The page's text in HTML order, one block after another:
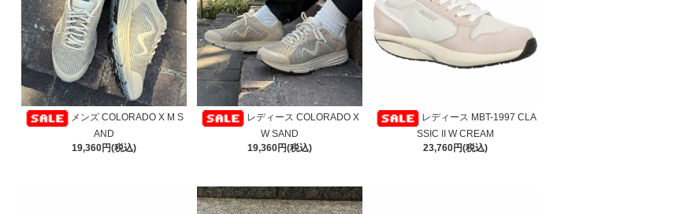
メンズ COLORADO X M S
AND
19,360円(税込)
レディース COLORADO X
W SAND
19,360円(税込)
レディース MBT-1997 CLA
SSIC II W CREAM
23,760円(税込)